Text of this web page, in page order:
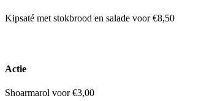
Kipsaté met stokbrood en salade voor €8,50
Actie
Shoarmarol voor €3,00